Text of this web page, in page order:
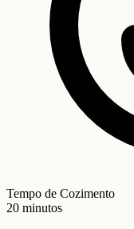
Tempo de Cozimento
20 minutos